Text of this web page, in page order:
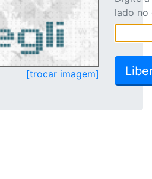
[trocar imagem]
lado no